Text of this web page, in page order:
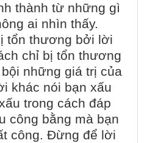
thành từ những gì
ai nhìn thấy.
tổn thương bởi lời
chỉ bị tổn thương
những giá trị của
khác nói bạn xấu
trong cách đáp
công bằng mà bạn
công. Đừng để lời